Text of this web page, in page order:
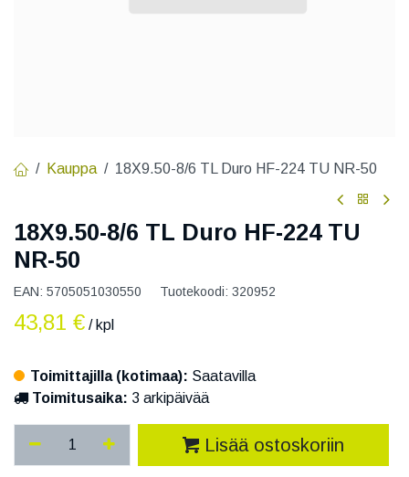
Kauppa 18X9.50-8/6 TL Duro HF-224 TU NR-50
18X9.50-8/6 TL Duro HF-224 TU
NR-50
EAN: 5705051030550 Tuotekoodi: 320952
43,81 € / kpl
Toimittajilla (kotimaa): Saatavilla
Toimitusaika: 3 arkipäivää
Lisää ostoskoriin